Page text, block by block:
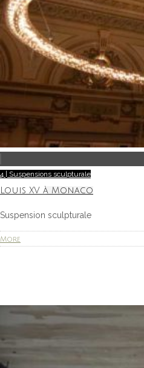
4 | Suspensions sculpturale
Louis XV à Monaco
Suspension sculpturale
More